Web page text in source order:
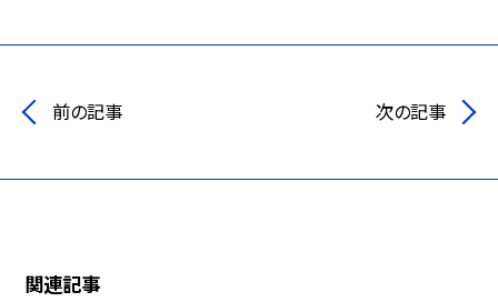
前の記事 次の記事
関連記事